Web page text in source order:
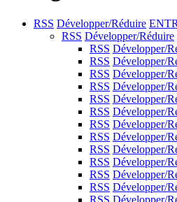
RSS Développer/Réduire
RSS Développer/Réduire
RSS Développer/
RSS Développer/
RSS Développer/
RSS Développer/
RSS Développer/
RSS Développer/
RSS Développer/
RSS Développer/
RSS Développer/
RSS Développer/
RSS Développer/
RSS Développer/
RSS Développer/